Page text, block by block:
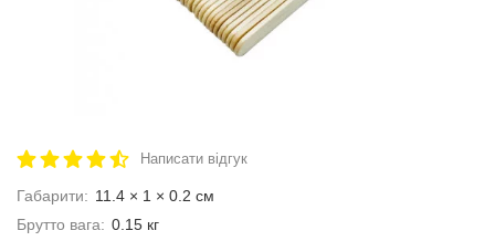
Написати відгук
Габарити: 11.4 × 1 × 0.2 см
Брутто вага: 0.15 кг